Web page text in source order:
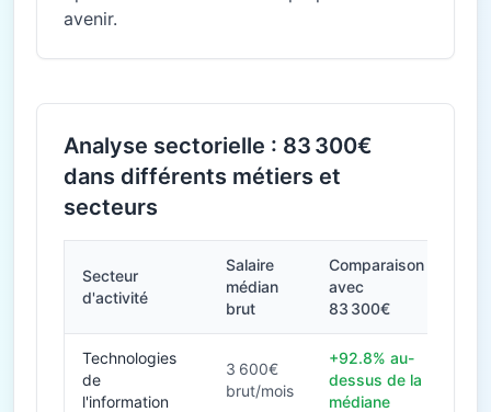
avenir.
Analyse sectorielle : 83 300€
dans différents métiers et
secteurs
Secteur
d'activité
Salaire
médian
brut
Comparaison
avec
83 300€
Technologies
de
l'information
3 600€
brut/mois
+92.8% au-
dessus de la
médiane